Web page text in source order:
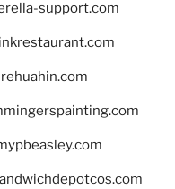
support.com